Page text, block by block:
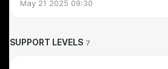
May 21 2025 09:30
SUPPORT LEVELS 7